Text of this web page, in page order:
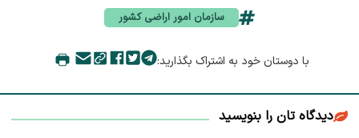
سازمان امور اراضی کشور
با دوستان خود به اشتراک بگذارید:
دیدگاه تان را بنویسید